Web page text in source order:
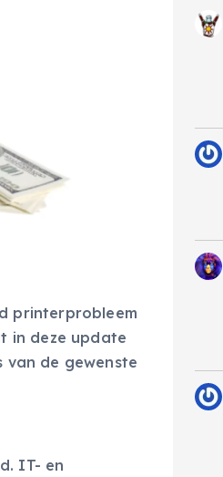
printerprobleem
in deze update
de gewenste
IT- en